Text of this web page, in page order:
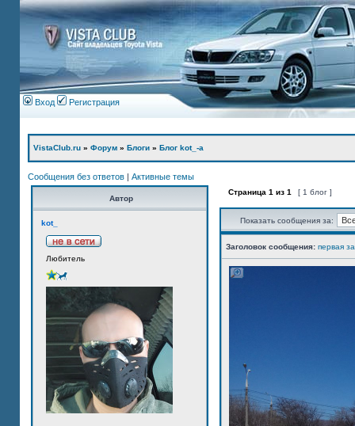
Вход Регистрация
VistaClub.ru » Форум » Блоги » Блог kot_-а
Сообщения без ответов | Активные темы
Автор
kot_
Любитель
Страница 1 из 1 [ 1 блог ]
Показать сообщения за:
Заголовок сообщения: первая